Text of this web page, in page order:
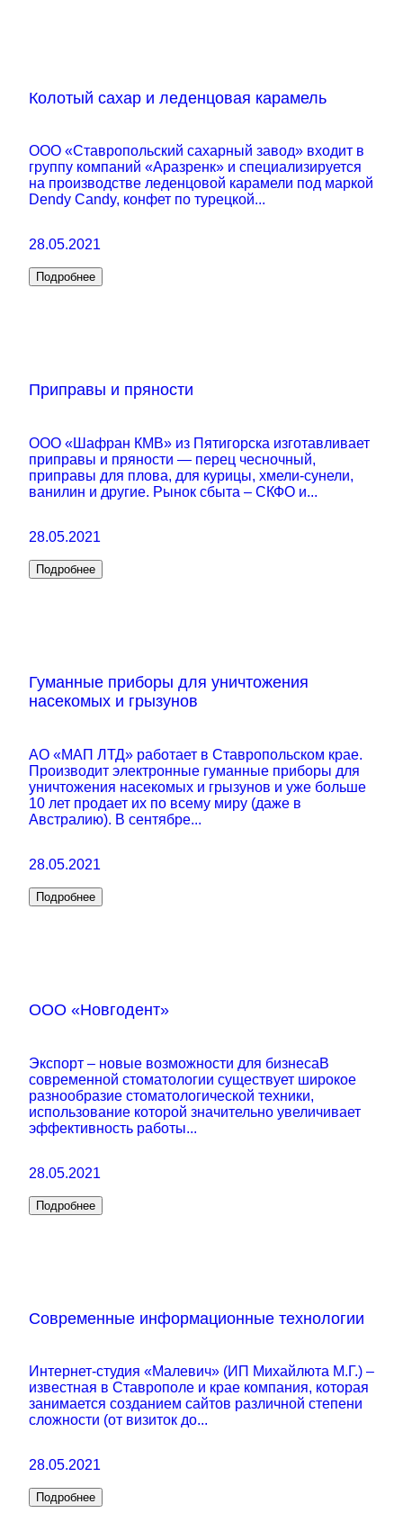
Колотый сахар и леденцовая карамель
ООО «Ставропольский сахарный завод» входит в
группу компаний «Аразренк» и специализируется
на производстве леденцовой карамели под маркой
Dendy Candy, конфет по турецкой...
28.05.2021
Подробнее
Приправы и пряности
ООО «Шафран КМВ» из Пятигорска изготавливает
приправы и пряности — перец чесночный,
приправы для плова, для курицы, хмели-сунели,
ванилин и другие. Рынок сбыта – СКФО и...
28.05.2021
Подробнее
Гуманные приборы для уничтожения
насекомых и грызунов
АО «МАП ЛТД» работает в Ставропольском крае.
Производит электронные гуманные приборы для
уничтожения насекомых и грызунов и уже больше
10 лет продает их по всему миру (даже в
Австралию). В сентябре...
28.05.2021
Подробнее
ООО «Новгодент»
Экспорт – новые возможности для бизнесаВ
современной стоматологии существует широкое
разнообразие стоматологической техники,
использование которой значительно увеличивает
эффективность работы...
28.05.2021
Подробнее
Современные информационные технологии
Интернет-студия «Малевич» (ИП Михайлюта М.Г.) –
известная в Ставрополе и крае компания, которая
занимается созданием сайтов различной степени
сложности (от визиток до...
28.05.2021
Подробнее